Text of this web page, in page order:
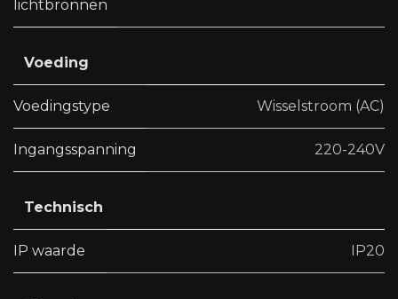
lichtbronnen
Voeding
Voedingstype Wisselstroom (AC)
Ingangsspanning 220-240V
Technisch
IP waarde IP20